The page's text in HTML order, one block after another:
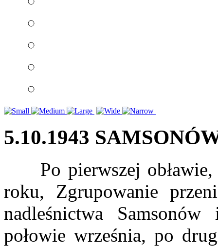
5.10.1943
Po pierwszej obławie,
roku, Zgrupowanie
nadleśnictwa
połowie września, po